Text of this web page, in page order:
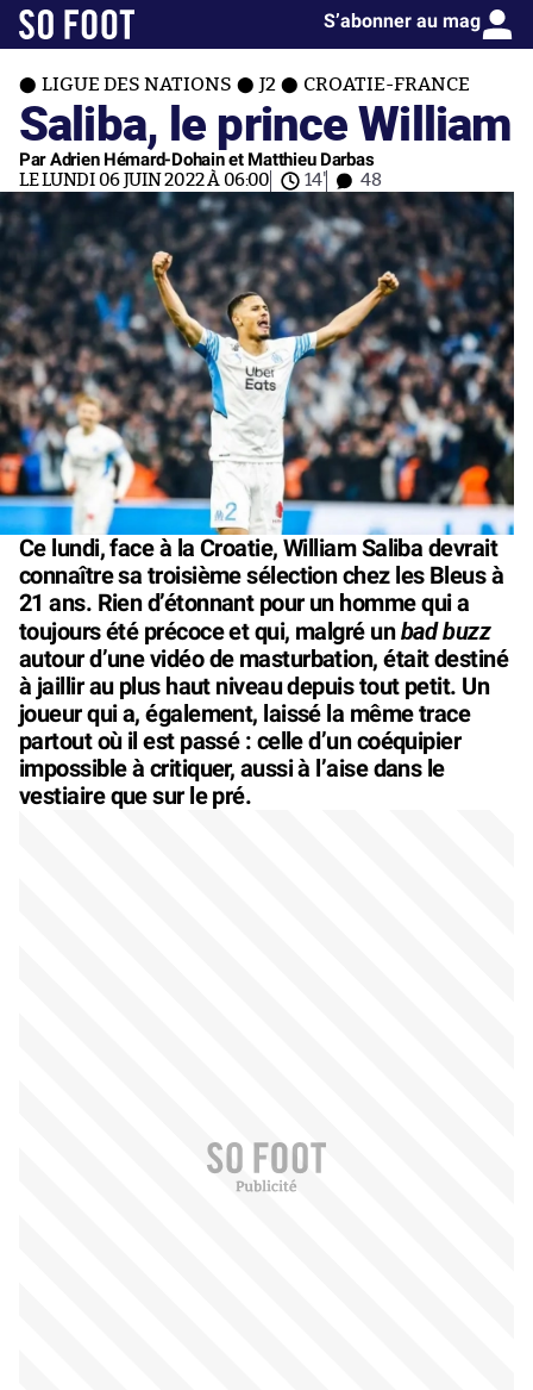
S’abonner au mag
LIGUE DES NATIONS J2 CROATIE-FRANCE
Saliba, le prince William
Par Adrien Hémard-Dohain et Matthieu Darbas
LE LUNDI 06 JUIN 2022 À 06:00 14' 48
Ce lundi, face à la Croatie, William Saliba devrait
connaître sa troisième sélection chez les Bleus à
21 ans. Rien d’étonnant pour un homme qui a
toujours été précoce et qui, malgré unbad buzz
autour d’une vidéo de masturbation, était destiné
à jaillir au plus haut niveau depuis tout petit. Un
joueur qui a, également, laissé la même trace
partout où il est passé : celle d’un coéquipier
impossible à critiquer, aussi à l’aise dans le
vestiaire que sur le pré.